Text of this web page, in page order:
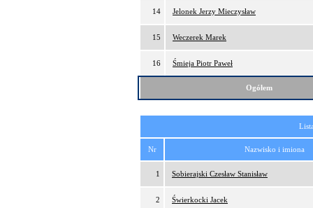
14 Jelonek Jerzy Mieczysław
15 Weczerek Marek
16 Śmieja Piotr Paweł
Ogółem
Nr Nazwisko i imiona
1 Sobierajski Czesław Stanisław
2 Świerkocki Jacek